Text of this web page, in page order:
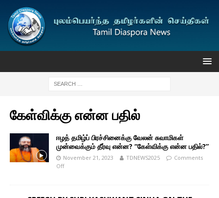
கேள்விக்கு என்ன பதில்
ஈழத் தமிழ்ப் பிரச்சினைக்கு வேலன் சுவாமிகள்
முன்வைக்கும் தீர்வு என்ன? “கேள்விக்கு என்ன பதில்?”
November 21, 2023 TDNEWS2025
Comments
Off